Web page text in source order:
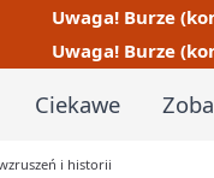
Uwaga! Burze
Uwaga! Burze
Ciekawe
i historii